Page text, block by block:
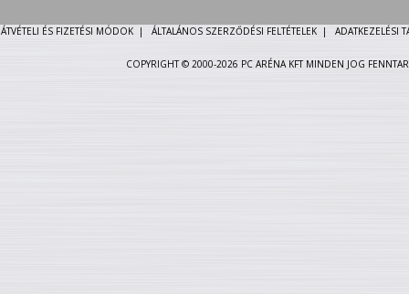
ÁTVÉTELI ÉS FIZETÉSI MÓDOK| ÁLTALÁNOS SZERZŐDÉSI FELTÉTELEK| ADATKEZELÉSI
COPYRIGHT © 2000-2026 PC ARÉNA KFT MINDEN JOG